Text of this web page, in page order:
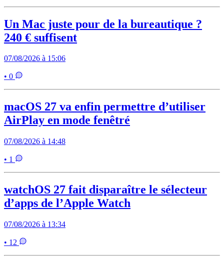
Un Mac juste pour de la bureautique ?
240 € suffisent
07/08/2026 à 15:06
• 0
macOS 27 va enfin permettre d’utiliser
AirPlay en mode fenêtré
07/08/2026 à 14:48
• 1
watchOS 27 fait disparaître le sélecteur
d’apps de l’Apple Watch
07/08/2026 à 13:34
• 12